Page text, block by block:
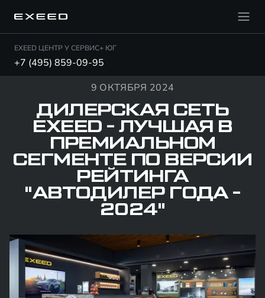
EXEED ЦЕНТР У СЕРВИС+ ЮГ
+7 (495) 859-09-95
9 ОКТЯБРЯ 2024
ДИЛЕРСКАЯ СЕТЬ
EXEED - ЛУЧШАЯ В
ПРЕМИАЛЬНОМ
СЕГМЕНТЕ ПО ВЕРСИИ
РЕЙТИНГА
"АВТОДИЛЕР ГОДА -
2024"